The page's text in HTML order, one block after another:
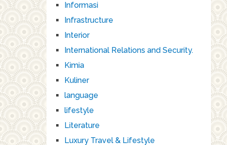
Informasi
Infrastructure
Interior
International Relations and Security.
Kimia
Kuliner
language
lifestyle
Literature
Luxury Travel & Lifestyle